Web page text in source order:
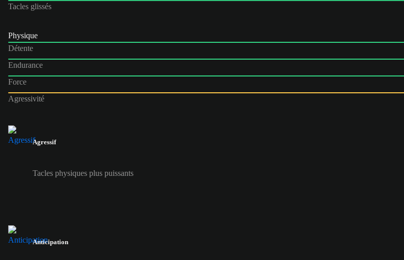
Tacles glissés
Physique
Détente
Endurance
Force
Agressivité
Agressif
Tacles physiques plus puissants
Anticipation